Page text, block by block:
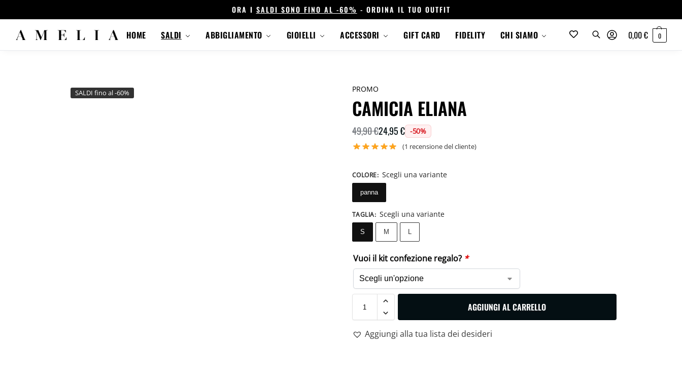
ORA I SALDI SONO FINO AL -60% - ORDINA IL TUO OUTFIT
HOME SALDI ABBIGLIAMENTO GIOIELLI ACCESSORI GIFT CARD FIDELITY CHI SIAMO 0,00€ 0
SALDI fino al -60% PROMO
CAMICIA ELIANA
49,90€24,95€ -50%
(1 recensione del cliente)
COLORE: Scegli una variante
panna
TAGLIA: Scegli una variante
S M L
Vuoi il kit confezione regalo? *
AGGIUNGI AL CARRELLO
Aggiungi alla tua lista dei desideri